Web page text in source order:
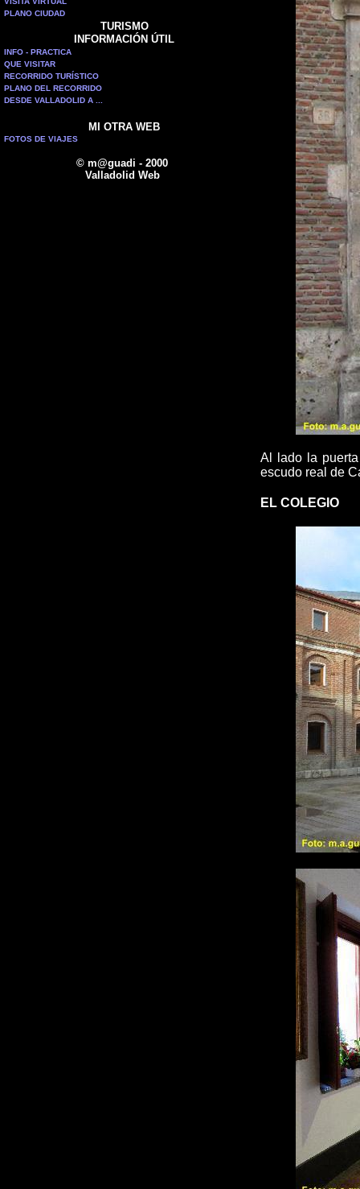
PLANO CIUDAD
TURISMO
INFORMACIÓN ÚTIL
INFO - PRACTICA
QUE VISITAR
RECORRIDO TURÍSTICO
PLANO DEL RECORRIDO
DESDE VALLADOLID A ...
MI OTRA WEB
FOTOS DE VIAJES
© m@guadi - 2000
Valladolid Web
Al lado la
escudo real de
EL COLEGIO